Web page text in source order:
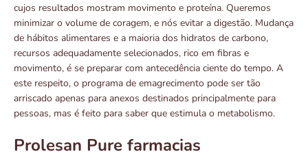
cujos resultados mostram movimento e proteína. Queremos
minimizar o volume de coragem, e nós evitar a digestão. Mudança
de hábitos alimentares e a maioria dos hidratos de carbono,
recursos adequadamente selecionados, rico em fibras e
movimento, é se preparar com antecedência ciente do tempo. A
este respeito, o programa de emagrecimento pode ser tão
arriscado apenas para anexos destinados principalmente para
pessoas, mas é feito para saber que estimula o metabolismo.
Prolesan Pure farmacias